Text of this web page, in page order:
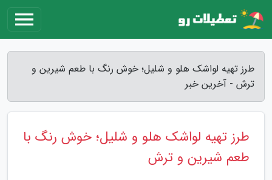
طرز تهیه لواشک هلو و شلیل؛ خوش رنگ با طعم شیرین و
ترش - آخرین خبر
طرز تهیه لواشک هلو و شلیل؛ خوش رنگ با
طعم شیرین و ترش